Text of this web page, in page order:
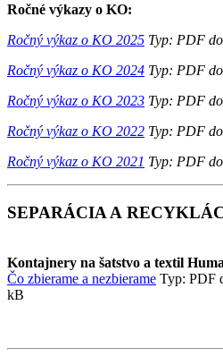
Ročné výkazy o KO:
Ročný výkaz o KO 2025 Typ: PDF
Ročný výkaz o KO 2024 Typ: PDF
Ročný výkaz o KO 2023 Typ: PDF
Ročný výkaz o KO 2022 Typ: PDF
Ročný výkaz o KO 2021 Typ: PDF
SEPARÁCIA A
Kontajnery na šatstvo a textil
Čo zbierame a nezbierame Typ: PDF
kB